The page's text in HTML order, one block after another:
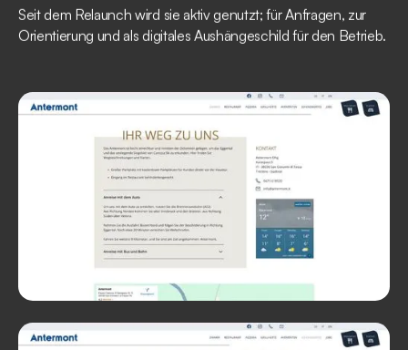
Seit dem Relaunch wird sie aktiv genutzt; für Anfragen, zur
Orientierung und als digitales Aushängeschild für den Betrieb.